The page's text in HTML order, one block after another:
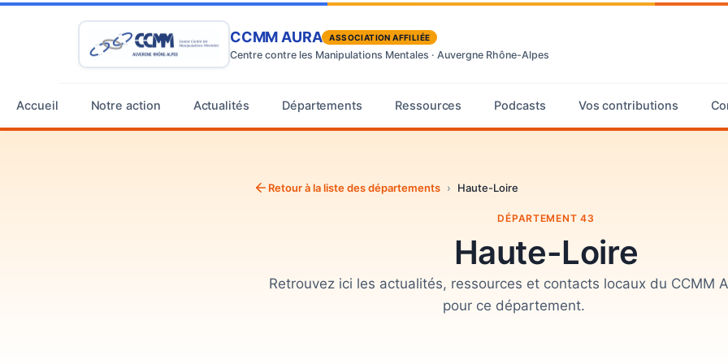
CCMM AURA ASSOCIATION AFFILIÉE
Centre contre les Manipulations Mentales · Auvergne Rhône-Alpes
Accueil Notre action Actualités Départements Ressources Podcasts Vos contributions
Retour à la liste des départements › Haute-Loire
DÉPARTEMENT 43
Haute-Loire
Retrouvez ici les actualités, ressources et contacts locaux du CCMM
pour ce département.